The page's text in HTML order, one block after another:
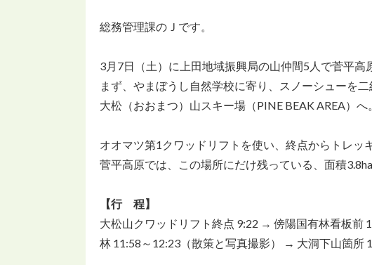
総務管理課のＪです。
3月7日（土）に上田地域振興局の山仲間5人で菅平高
まず、やまぼうし自然学校に寄り、スノーシューを二
大松（おおまつ）山スキー場（PINE BEAK AREA）へ。
オオマツ第1クワッドリフトを使い、終点からトレッ
菅平高原では、この場所にだけ残っている、面積
【行 程】
大松山クワッドリフト終点 9:22 → 傍陽国有林看板
林 11:58～12:23（散策と写真撮影） → 大洞下山箇所